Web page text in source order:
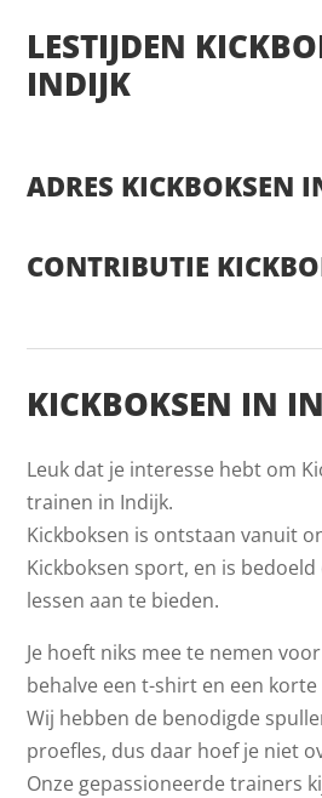
LESTIJDEN
INDIJK
ADRES KICKBOKSEN
CONTRIBUTIE
KICKBOKSEN IN
Leuk dat je interesse hebt om
trainen in Indijk.
Kickboksen is ontstaan vanuit
Kickboksen sport, en is
lessen aan te bieden.
Je hoeft niks mee te nemen
behalve een t-shirt en een korte
Wij hebben de benodigde
proefles, dus daar hoef je niet
Onze gepassioneerde trainers